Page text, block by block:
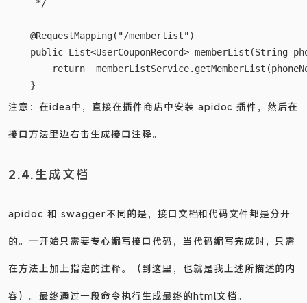
     * @apiSampleRequest /memberlist
    @RequestMapping("/memberlist")
public List<UserCouponRecord> memberList(String
return
注意：在idea中，直接在插件商店中安装 apidoc 插件，然后在
apidoc 和 swagger不同的是，接口文档和代码文件都是分开
的。一开始只需要专心编写接口代码，当代码编写完成时，只需
在方法上加上指定的注释。（到这里，也就是我上述所描述的内